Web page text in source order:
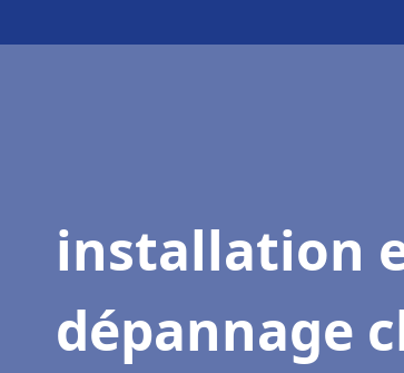
installation
dépannage